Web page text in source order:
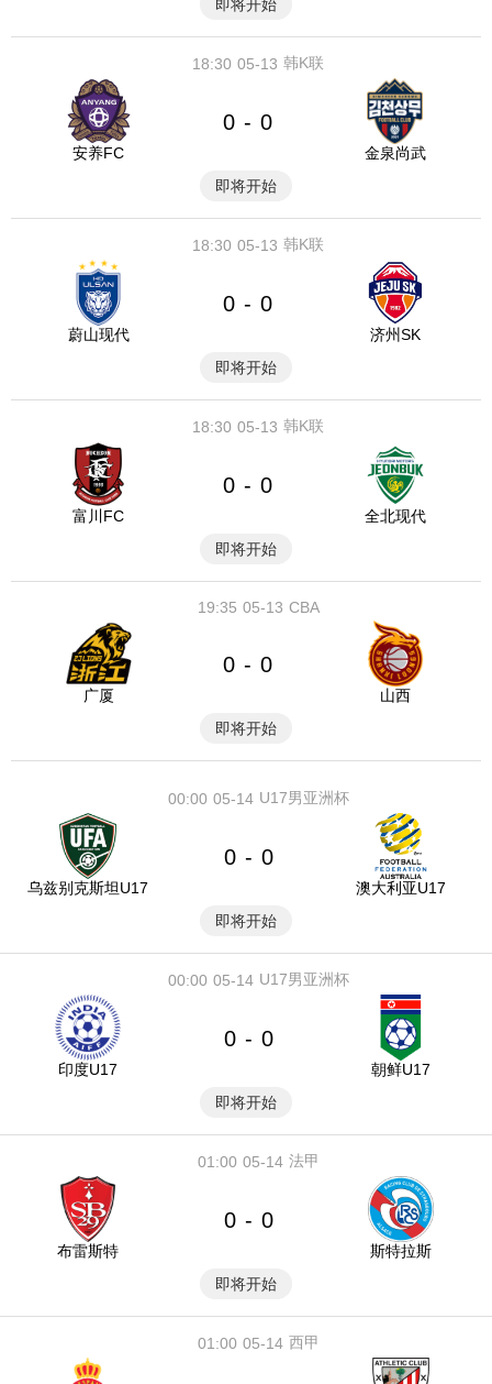
即将开始
05-13
18:30 韩K联
安养FC
0 - 0
金泉尚武
即将开始
05-13
18:30 韩K联
蔚山现代
0 - 0
济州SK
即将开始
05-13
18:30 韩K联
富川FC
0 - 0
全北现代
即将开始
05-13
19:35 CBA
广厦
0 - 0
山西
即将开始
05-14
00:00 U17男亚洲杯
乌兹别克斯坦U17
0 - 0
澳大利亚U17
即将开始
05-14
00:00 U17男亚洲杯
印度U17
0 - 0
朝鲜U17
即将开始
05-14
01:00 法甲
布雷斯特
0 - 0
斯特拉斯
即将开始
05-14
01:00 西甲